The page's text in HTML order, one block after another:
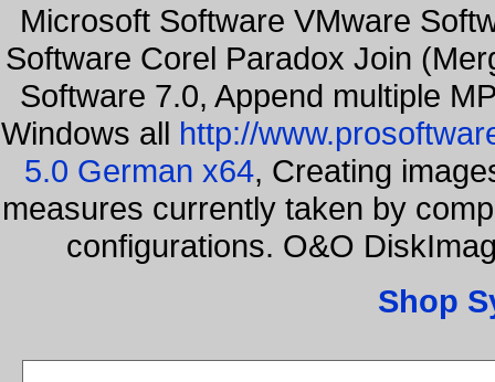
Microsoft Software VMware
Software Corel Paradox Join
Software 7.0, Append multiple
Windows all http://
5.0 German x64, Creating
measures currently taken by
configurations. O&O
Shop